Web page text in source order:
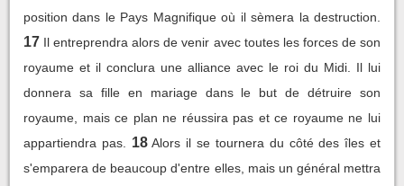
position dans le Pays Magnifique où il sèmera la destruction.
17 Il entreprendra alors de venir avec toutes les forces de son
royaume et il conclura une alliance avec le roi du Midi. Il lui
donnera sa fille en mariage dans le but de détruire son
royaume, mais ce plan ne réussira pas et ce royaume ne lui
appartiendra pas.
18 Alors il se tournera du côté des îles et
s'emparera de beaucoup d'entre elles, mais un général mettra